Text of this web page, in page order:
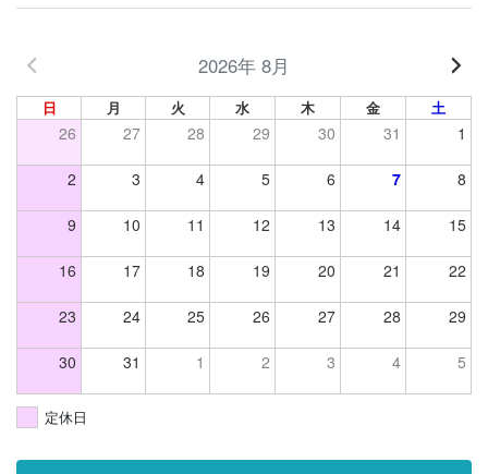
2026年 8月
日 月 火 水 木 金 土
26 27 28 29 30 31 1
2 3 4 5 6 7 8
9 10 11 12 13 14 15
16 17 18 19 20 21 22
23 24 25 26 27 28 29
30 31 1 2 3 4 5
定休日